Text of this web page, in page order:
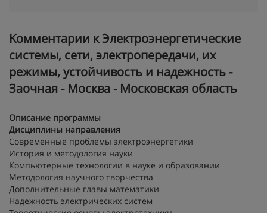
Kомментарии к Электроэнергетические
системы, сети, электропередачи, их
режимы, устойчивость и надежность -
Заочная - Москва - Московская область
Описание программы
Дисциплины направления
Современные проблемы электроэнергетики
История и методология науки
Компьютерные технологии в науке и образовании
Методология научного творчества
Дополнительные главы математики
Надежность электрических систем